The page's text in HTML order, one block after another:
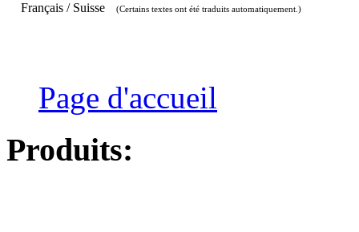
Français / Suisse (Certains textes ont été traduits automatiquement.)
Page d'accueil
Produits: